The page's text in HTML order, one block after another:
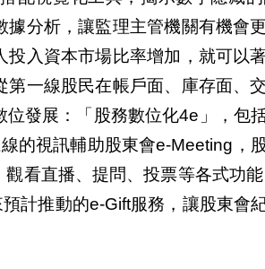
分析，讓監理主管機關有機會
投入資本市場比率增加，就可以
第一線股民在帳戶面、庫存面、
位發展：「股務數位化4e 」，包
線的視訊輔助股東會e-Meeting ，
看直播、提問、投票等各式功能
預計推動的e-Gift服務，讓股東會